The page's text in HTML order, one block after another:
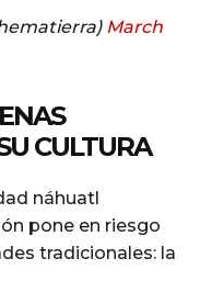
March
CULTURA
náhuatl
pone en riesgo
tradicionales: la